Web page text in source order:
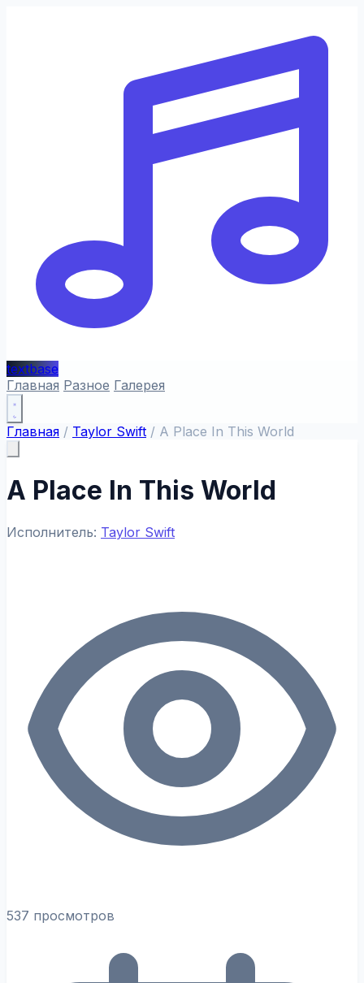
textbase
Главная Разное Галерея
Главная / Taylor Swift / A Place In This World
A Place In This World
Исполнитель: Taylor Swift
537 просмотров